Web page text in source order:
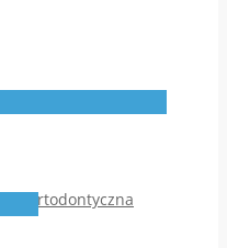
ortodontyczna